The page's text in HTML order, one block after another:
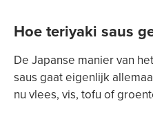
Hoe teriyaki saus
De Japanse manier van
saus gaat eigenlijk
nu vlees, vis, tofu of